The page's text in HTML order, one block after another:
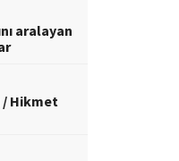
aralayan
/ Hikmet